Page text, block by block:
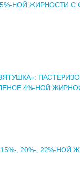
НОЙ ЖИРНОСТИ
4%-НОЙ
, 20%-, 22%-НОЙ